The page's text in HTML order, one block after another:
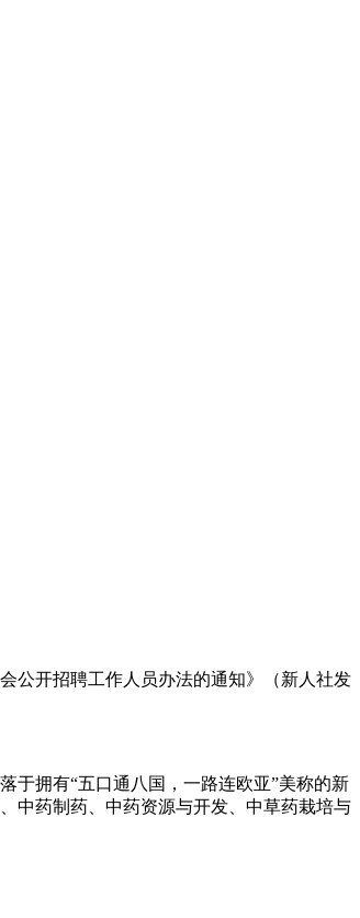
公开招聘工作人员办法的通知》（新人社发
于拥有“五口通八国，一路连欧亚”美称的新
中药制药、中药资源与开发、中草药栽培与